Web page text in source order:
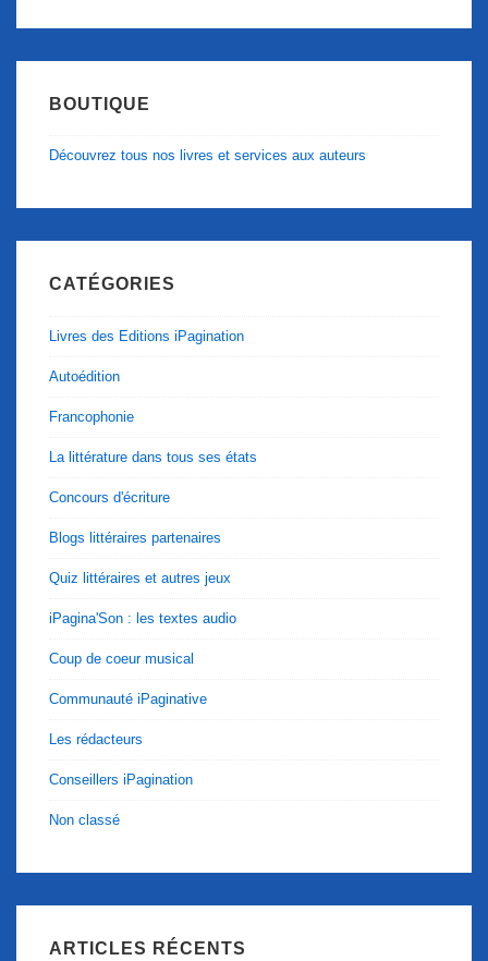
BOUTIQUE
Découvrez tous nos livres et services aux auteurs
CATÉGORIES
Livres des Editions iPagination
Autoédition
Francophonie
La littérature dans tous ses états
Concours d'écriture
Blogs littéraires partenaires
Quiz littéraires et autres jeux
iPagina'Son : les textes audio
Coup de coeur musical
Communauté iPaginative
Les rédacteurs
Conseillers iPagination
Non classé
ARTICLES RÉCENTS